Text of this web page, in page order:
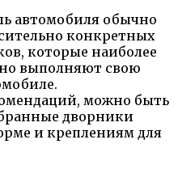
автомобиля обычно
конкретных
которые наиболее
выполняют свою
можно быть
дворники
и креплениям для